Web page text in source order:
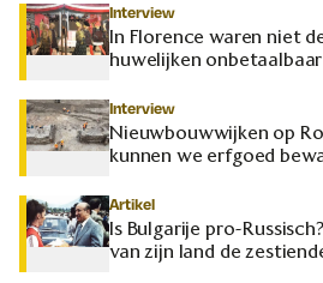
Interview
In Florence waren niet
huwelijken onbetaalbaar
Interview
Nieuwbouwwijken op
kunnen we erfgoed
Artikel
Is Bulgarije pro-
van zijn land de